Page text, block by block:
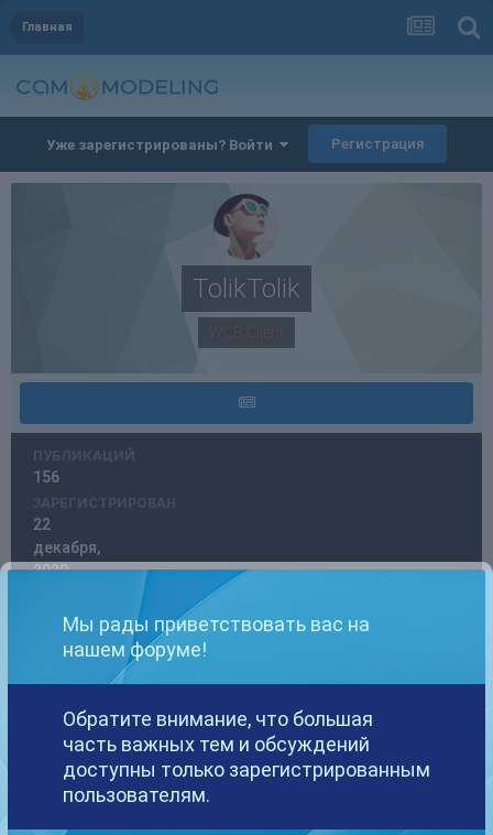
Главная
Уже зарегистрированы? Войти Регистрация
TolikTolik
WCB Client
ПУБЛИКАЦИЙ
156
ЗАРЕГИСТРИРОВАН
22
декабря,
2020
ДНЕЙ
Мы рады приветствовать вас на
нашем форуме!
Обратите внимание, что большая
часть важных тем и обсуждений
доступны только зарегистрированным
пользователям.